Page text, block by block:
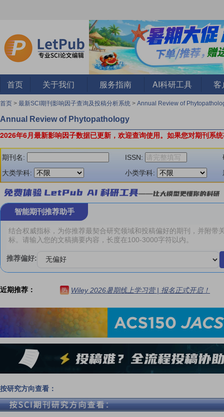
首页 关于我们 服务指南 AI科研工具 客
首页 > 最新SCI期刊影响因子查询及投稿分析系统 > Annual Review of
Annual Review of Phytopathology
2026年6月最新影响因子数据已更新，欢迎查询使用。 如果您对期刊系
期刊名: ISSN:
大类学科:
小类学科:
智能期刊推荐助手
推荐偏好:
近期推荐： 热 Wiley 2026暑期线上学习营 | 报名正式开启！
按研究方向查看：